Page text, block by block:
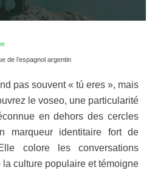
de l’espagnol argentin
pas souvent « tú eres », mais
le voseo, une particularité
en dehors des cercles
marqueur identitaire fort de
colore les conversations
culture populaire et témoigne